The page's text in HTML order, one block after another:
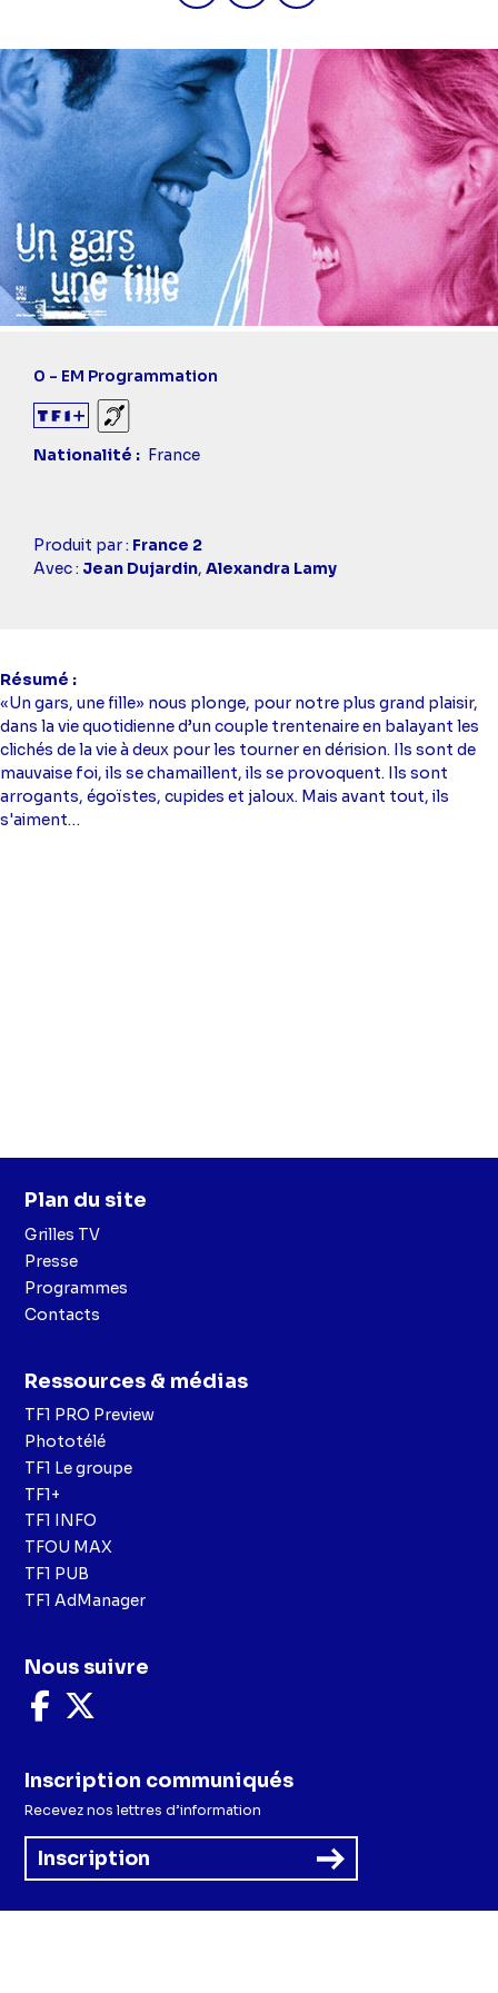
0 - EM Programmation
Sourds et malentendants
Nationalité
France
Casting
simba
Produit par : France 2
Avec : Jean Dujardin, Alexandra Lamy
Résumé
«Un gars, une fille» nous plonge, pour notre plus grand plaisir,
dans la vie quotidienne d’un couple trentenaire en balayant les
clichés de la vie à deux pour les tourner en dérision. Ils sont de
mauvaise foi, ils se chamaillent, ils se provoquent. Ils sont
arrogants, égoïstes, cupides et jaloux. Mais avant tout, ils
s'aiment…
Plan du site
Grilles TV
Presse
Programmes
Contacts
Ressources & médias
TF1 PRO Preview
Phototélé
TF1 Le groupe
TF1+
TF1 INFO
TFOU MAX
TF1 PUB
TF1 AdManager
Nous suivre
Nous
suivre
Facebook
X
Inscription communiqués
Recevez nos lettres d’information
Inscription